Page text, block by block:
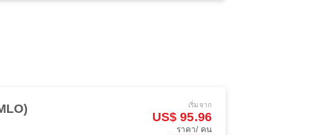
เริ่มจาก
US$ 95.96
ราคา/ คน